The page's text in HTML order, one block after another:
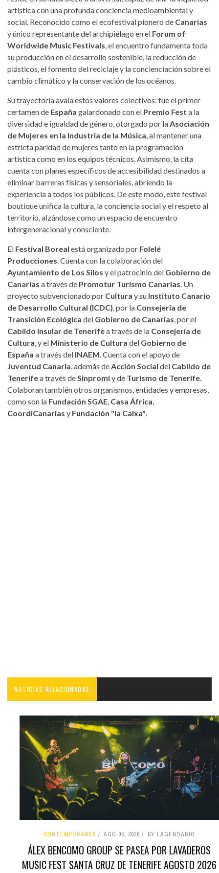
artística con una profunda conciencia medioambiental y
social. Reconocido como el ecofestival pionero de Canarias
y único representante del archipiélago en el Forum of
Worldwide Music Festivals, el encuentro fundamenta toda
su producción en el desarrollo sostenible, la reducción de
plásticos, el fomento del reciclaje y la concienciación sobre el
cambio climático y la conservación de los océanos.
Su trayectoria avala estos valores colectivos: fue el primer
certamen de España galardonado con el Premio Fest a la
diversidad e igualdad de género, otorgado por laAsociación
de Mujeres en la Industria de la Música, al mantener una
estricta paridad de mujeres tanto en la programación
artística como en los equipos técnicos. Asimismo, la cita
cuenta con planes específicos de accesibilidad destinados a
eliminar barreras físicas y sensoriales, abriendo la
experiencia a todos los públicos. De este modo, este festival
boutique unifica la cultura, la conciencia social y el respeto al
territorio, alzándose como un espacio de encuentro
intergeneracional y consciente.
El Festival Boreal está organizado por Folelé
Producciones. Cuenta con la colaboración del
Ayuntamiento de Los Silos y el patrocinio del Gobierno de
Canarias a través de Promotur Turismo Canarias. Un
proyecto subvencionado por Cultura y su Instituto Canario
de Desarrollo Cultural (ICDC), por la Consejería de
Transición Ecológica del Gobierno de Canarias, por el
Cabildo Insular de Tenerifea través de la Consejería de
Cultura, y el Ministerio de Cultura del Gobierno de
España a través del INAEM. Cuenta con el apoyo de
Juventud Canaria, además deAcción Social del Cabildo de
Tenerifea través deSinpromiy de Turismo de Tenerife.
Colaboran también otros organismos, entidades y empresas,
como son la Fundación SGAE, Casa África,
CoordiCanarias y Fundación "la Caixa".
NOTICIAS RELACIONADAS
CONTEMPORÁNEA AGO 05, 2026 BY LAGENDARIO
ÁLEX BENCOMO GROUP SE PASEA POR LAVADEROS
MUSIC FEST SANTA CRUZ DE TENERIFE AGOSTO 2026